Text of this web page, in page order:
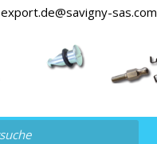
export.de@savigny-sas.com